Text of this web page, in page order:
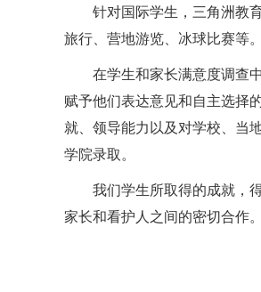
针对国际学生，三角洲教
旅行、营地游览、冰球比赛等。
在学生和家长满意度调查
赋予他们表达意见和自主选择
就、领导能力以及对学校、当
学院录取。
我们学生所取得的成就，
家长和看护人之间的密切合作。